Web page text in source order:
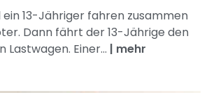
ein 13-Jähriger fahren zusammen
Dann fährt der 13-Jährige den
Lastwagen. Einer... | mehr